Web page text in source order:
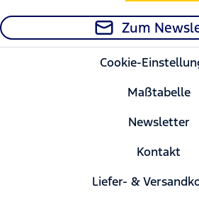
Zum
Cookie-
Maßtabelle
Newsletter
Kontakt
Liefer- &